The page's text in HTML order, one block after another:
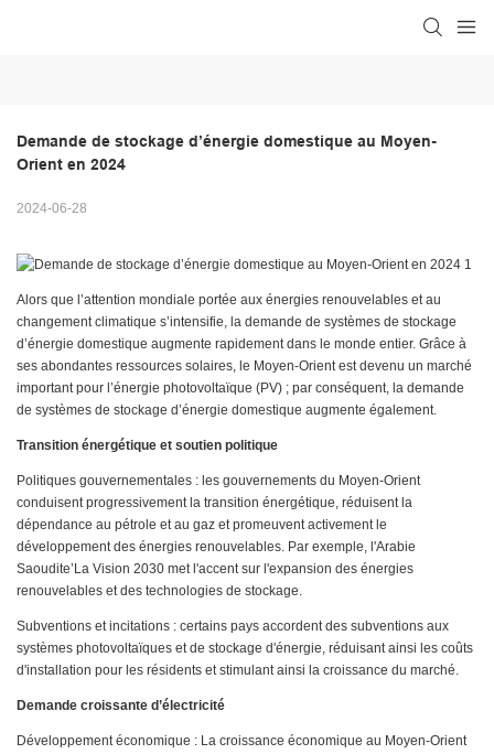
Demande de stockage d’énergie domestique au Moyen-
Orient en 2024
2024-06-28
Alors que l’attention mondiale portée aux énergies renouvelables et au
changement climatique s’intensifie, la demande de systèmes de stockage
d’énergie domestique augmente rapidement dans le monde entier. Grâce à
ses abondantes ressources solaires, le Moyen-Orient est devenu un marché
important pour l’énergie photovoltaïque (PV) ; par conséquent, la demande
de systèmes de stockage d’énergie domestique augmente également.
Transition énergétique et soutien politique
Politiques gouvernementales : les gouvernements du Moyen-Orient
conduisent progressivement la transition énergétique, réduisent la
dépendance au pétrole et au gaz et promeuvent activement le
développement des énergies renouvelables. Par exemple, l'Arabie
Saoudite’La Vision 2030 met l'accent sur l'expansion des énergies
renouvelables et des technologies de stockage.
Subventions et incitations : certains pays accordent des subventions aux
systèmes photovoltaïques et de stockage d'énergie, réduisant ainsi les coûts
d'installation pour les résidents et stimulant ainsi la croissance du marché.
Demande croissante d’électricité
Développement économique : La croissance économique au Moyen-Orient